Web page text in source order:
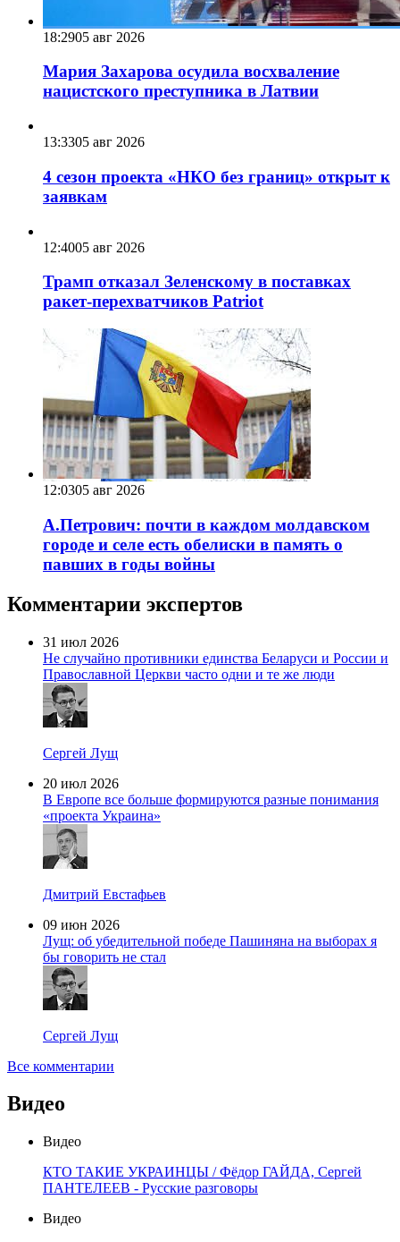
18:2905 авг 2026
Мария Захарова осудила восхваление
нацистского преступника в Латвии
13:3305 авг 2026
4 сезон проекта «НКО без границ» открыт к
заявкам
12:4005 авг 2026
Трамп отказал Зеленскому в поставках
ракет-перехватчиков Patriot
12:0305 авг 2026
А.Петрович: почти в каждом молдавском
городе и селе есть обелиски в память о
павших в годы войны
Комментарии экспертов
31 июл 2026
Не случайно противники единства Беларуси и России и
Православной Церкви часто одни и те же люди
Сергей Лущ
20 июл 2026
В Европе все больше формируются разные понимания
«проекта Украина»
Дмитрий Евстафьев
09 июн 2026
Лущ: об убедительной победе Пашиняна на выборах я
бы говорить не стал
Сергей Лущ
Все комментарии
Видео
Видео
КТО ТАКИЕ УКРАИНЦЫ / Фёдор ГАЙДА, Сергей
ПАНТЕЛЕЕВ - Русские разговоры
Видео